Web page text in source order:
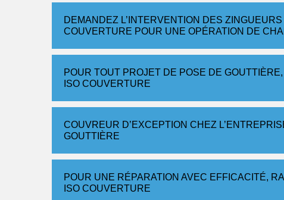
DEMANDEZ L’INTERVENTION DES
COUVERTURE POUR UNE OPÉRATION DE
POUR TOUT PROJET DE POSE DE
ISO COUVERTURE
COUVREUR D’EXCEPTION CHEZ
GOUTTIÈRE
POUR UNE RÉPARATION AVEC EFFICACITÉ,
ISO COUVERTURE